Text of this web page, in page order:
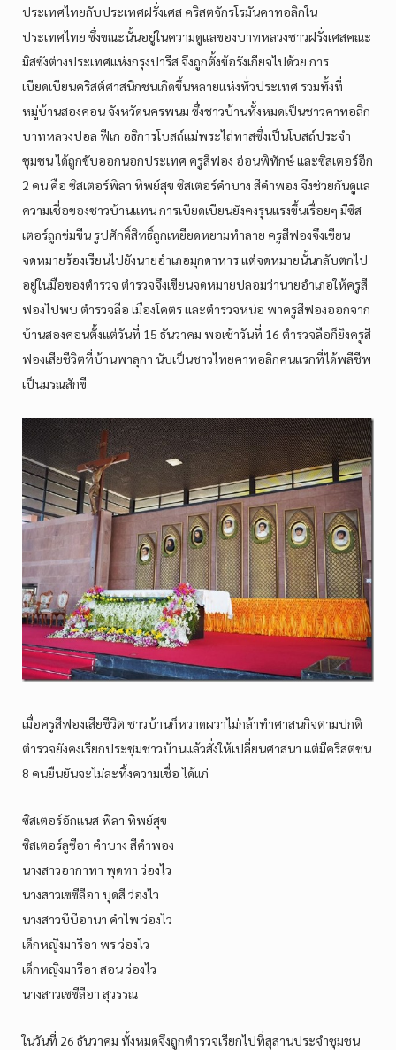
ประเทศไทยกับประเทศฝรั่งเศส คริสตจักรโรมันคาทอลิกใน
ประเทศไทย ซึ่งขณะนั้นอยู่ในความดูแลของบาทหลวงชาวฝรั่งเศสคณะ
มิสซังต่างประเทศแห่งกรุงปารีส จึงถูกตั้งข้อรังเกียจไปด้วย การ
เบียดเบียนคริสต์ศาสนิกชนเกิดขึ้นหลายแห่งทั่วประเทศ รวมทั้งที่
หมู่บ้านสองคอน จังหวัดนครพนม ซึ่งชาวบ้านทั้งหมดเป็นชาวคาทอลิก
บาทหลวงปอล ฟีเก อธิการโบสถ์แม่พระไถ่ทาสซึ่งเป็นโบสถ์ประจำ
ชุมชน ได้ถูกขับออกนอกประเทศ ครูสีฟอง อ่อนพิทักษ์ และซิสเตอร์อีก
2 คน คือ ซิสเตอร์พิลา ทิพย์สุข ซิสเตอร์คำบาง สีคำพอง จึงช่วยกันดูแล
ความเชื่อของชาวบ้านแทน การเบียดเบียนยังคงรุนแรงขึ้นเรื่อยๆ มีซิส
เตอร์ถูกข่มขืน รูปศักดิ์สิทธิ์ถูกเหยียดหยามทำลาย ครูสีฟองจึงเขียน
จดหมายร้องเรียนไปยังนายอำเภอมุกดาหาร แต่จดหมายนั้นกลับตกไป
อยู่ในมือของตำรวจ ตำรวจจึงเขียนจดหมายปลอมว่านายอำเภอให้ครูสี
ฟองไปพบ ตำรวจลือ เมืองโคตร และตำรวจหน่อ พาครูสีฟองออกจาก
บ้านสองคอนตั้งแต่วันที่ 15 ธันวาคม พอเช้าวันที่ 16 ตำรวจลือก็ยิงครูสี
ฟองเสียชีวิตที่บ้านพาลุกา นับเป็นชาวไทยคาทอลิกคนแรกที่ได้พลีชีพ
เป็นมรณสักขี
เมื่อครูสีฟองเสียชีวิต ชาวบ้านก็หวาดผวาไม่กล้าทำศาสนกิจตามปกติ
ตำรวจยังคงเรียกประชุมชาวบ้านแล้วสั่งให้เปลี่ยนศาสนา แต่มีคริสตชน
8 คนยืนยันจะไม่ละทิ้งความเชื่อ ได้แก่
ซิสเตอร์อักแนส พิลา ทิพย์สุข
ซิสเตอร์ลูซีอา คำบาง สีคำพอง
นางสาวอากาทา พุดทา ว่องไว
นางสาวเซซีลีอา บุดสี ว่องไว
นางสาวบีบีอานา คำไพ ว่องไว
เด็กหญิงมารีอา พร ว่องไว
เด็กหญิงมารีอา สอน ว่องไว
นางสาวเซซีลีอา สุวรรณ
ในวันที่ 26 ธันวาคม ทั้งหมดจึงถูกตำรวจเรียกไปที่สุสานประจำชุมชน